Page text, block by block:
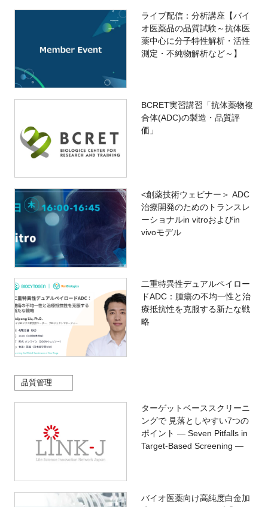
ライブ配信：分析講座【バイ
オ医薬品の品質試験～抗体医
薬中心に分子特性解析・活性
測定・不純物解析など～】
BCRET実習講習「抗体薬物複
合体(ADC)の製造・品質評
価」
<創薬技術ウェビナー＞ ADC
治療開発のためのトランスレ
ーショナルin vitroおよびin
vivoモデル
二重特異性デュアルペイロー
ドADC：腫瘍の不均一性と治
療抵抗性を克服する新たな戦
略
品質管理
ターゲットベーススクリーニ
ングで 見落としやすい7つの
ポイント — Seven Pitfalls in
Target-Based Screening —
バイオ医薬向け高純度白金加